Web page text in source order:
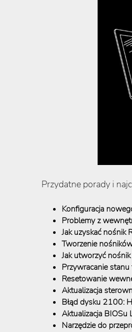
Przydatne porady i
Konfiguracja
Problemy z
Jak uzyskać nośnik
Tworzenie
Jak utworzyć
Przywracanie
Resetowanie
Aktualizacja
Błąd dysku 2100:
Aktualizacja BIOSu
Narzędzie do